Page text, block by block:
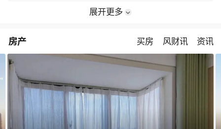
展开更多
房产 买房 风财讯 资讯